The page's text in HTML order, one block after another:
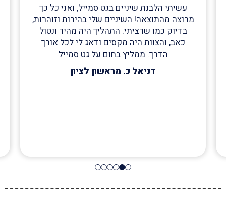
דניאל כ. מראשון לציון
עשיתי הלבנת שיניים בגט סמייל, ואני כל כך
מרוצה מהתוצאה! השיניים שלי בהירות וזוהרות,
בדיוק כמו שרציתי. התהליך היה מהיר ונטול
כאב, והצוות היה מקסים ודאג לי לכל אורך
הדרך. ממליץ בחום על גט סמייל